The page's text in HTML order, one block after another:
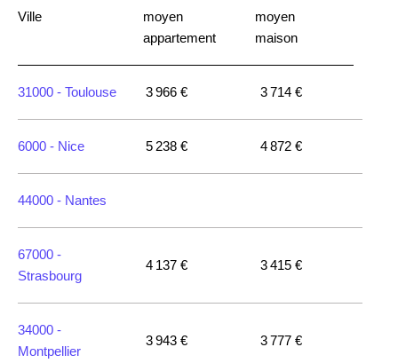
Ville
moyen
appartement
moyen
maison
31000 - Toulouse 3 966 € 3 714 €
6000 - Nice 5 238 € 4 872 €
44000 - Nantes
67000 -
Strasbourg
4 137 € 3 415 €
34000 -
Montpellier
3 943 € 3 777 €